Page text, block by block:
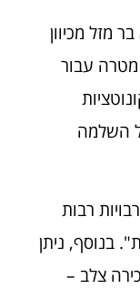
מזל מכיוון
עבור
השלמה
רבות
בנוסף, ניתן
צלב –